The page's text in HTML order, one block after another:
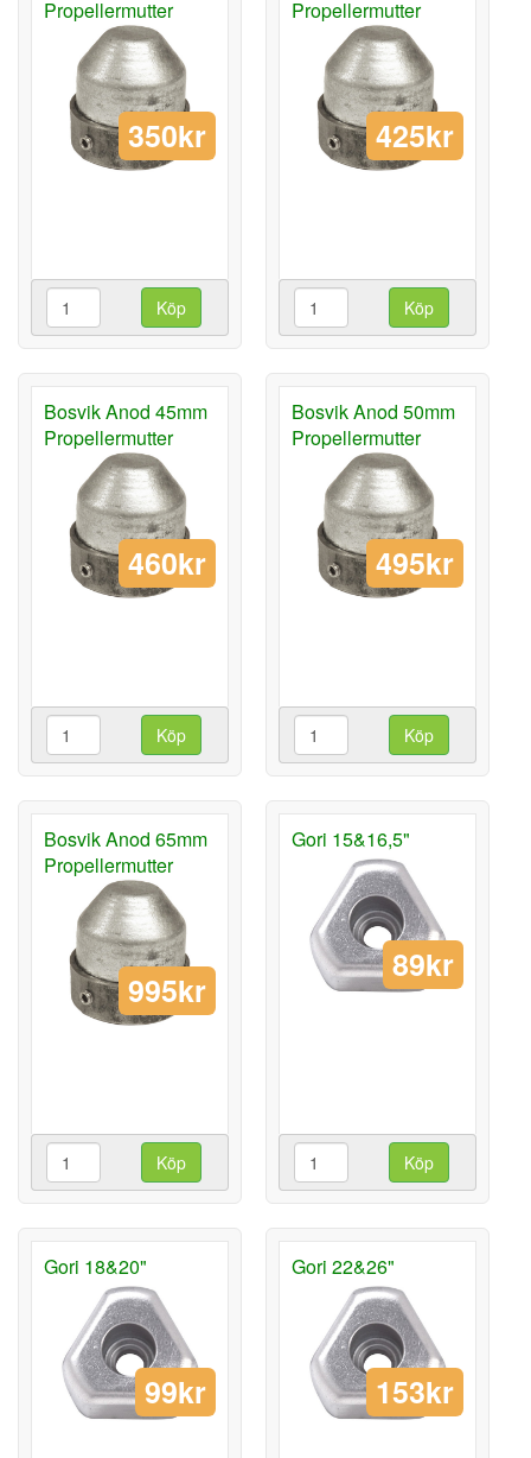
Propellermutter
350kr
Köp
Propellermutter
425kr
Köp
Bosvik Anod 45mm
Propellermutter
460kr
Köp
Bosvik Anod 50mm
Propellermutter
495kr
Köp
Bosvik Anod 65mm
Propellermutter
995kr
Köp
Gori 15&16,5"
89kr
Köp
Gori 18&20"
99kr
Gori 22&26"
153kr